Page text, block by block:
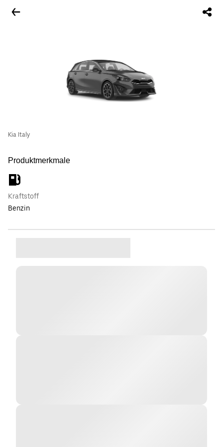
Kia Italy
Produktmerkmale
Kraftstoff
Benzin